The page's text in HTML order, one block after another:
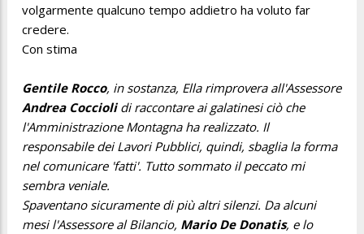
volgarmente qualcuno tempo addietro ha voluto far
credere.
Con stima
Gentile Rocco, in sostanza, Ella rimprovera all'Assessore
Andrea Cocciolidi raccontare ai galatinesi ciò che
l'Amministrazione Montagna ha realizzato. Il
responsabile dei Lavori Pubblici, quindi, sbaglia la forma
nel comunicare 'fatti'. Tutto sommato il peccato mi
sembra veniale.
Spaventano sicuramente di più altri silenzi. Da alcuni
mesi l'Assessore al Bilancio, Mario De Donatis, e lo